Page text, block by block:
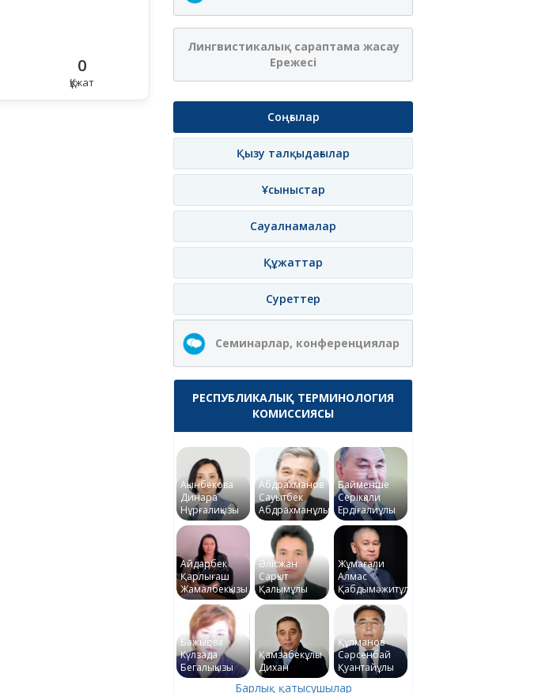
0
Құжат
Лингвистикалық сараптама жасау
Ережесі
Соңғылар
Қызу талқыдағылар
Ұсыныстар
Сауалнамалар
Құжаттар
Суреттер
Семинарлар, конференциялар
РЕСПУБЛИКАЛЫҚ ТЕРМИНОЛОГИЯ
КОМИССИЯСЫ
Ақынбекова
Динара
Нұрғалиқызы
Абдрахманов
Сауытбек
Абдрахманұлы
Байменше
Серікқали
Ердіғалиұлы
Айдарбек
Қарлығаш
Жамалбекқызы
Әлісжан
Сарқыт
Қалымұлы
Жұмағали
Алмас
Қабдымәжитұлы
Бажықова
Күлзада
Бегалықызы
Қамзабекұлы
Дихан
Құлманов
Сәрсенбай
Қуантайұлы
Барлық қатысушылар